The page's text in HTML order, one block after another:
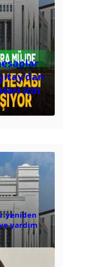
için
yeniden
yardım